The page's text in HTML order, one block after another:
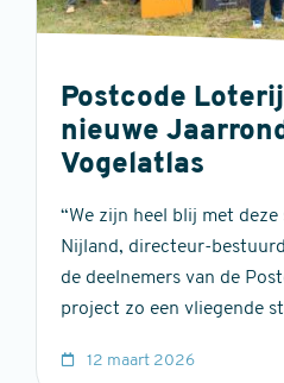
Postcode
nieuwe
Vogelatlas
“We zijn heel blij met
Nijland, directeur-
de deelnemers van de
project zo een vliegende
12 maart 2026